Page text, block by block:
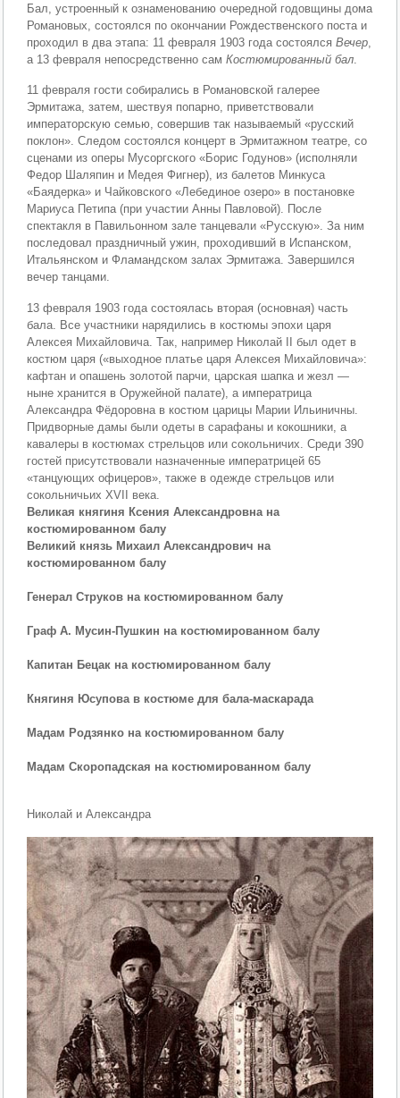
Бал, устроенный к ознаменованию очередной годовщины дома
Романовых, состоялся по окончании Рождественского поста и
проходил в два этапа: 11 февраля 1903 года состоялсяВечер
а 13 февраля непосредственно самКостюмированный бал
11 февраля гости собирались в Романовской галерее
Эрмитажа, затем, шествуя попарно, приветствовали
императорскую семью, совершив так называемый «русский
поклон». Следом состоялся концерт в Эрмитажном театре, со
сценами из оперы Мусоргского «Борис Годунов» (исполняли
Федор Шаляпин и Медея Фигнер), из балетов Минкуса
«Баядерка» и Чайковского «Лебединое озеро» в постановке
Мариуса Петипа (при участии Анны Павловой). После
спектакля в Павильонном зале танцевали «Русскую». За ним
последовал праздничный ужин, проходивший в Испанском,
Итальянском и Фламандском залах Эрмитажа. Завершился
вечер танцами.
13 февраля 1903 года состоялась вторая (основная) часть
бала. Все участники нарядились в костюмы эпохи царя
Алексея Михайловича. Так, например Николай II был одет в
костюм царя («выходное платье царя Алексея Михайловича»:
кафтан и опашень золотой парчи, царская шапка и жезл —
ныне хранится в Оружейной палате), а императрица
Александра Фёдоровна в костюм царицы Марии Ильиничны.
Придворные дамы были одеты в сарафаны и кокошники, а
кавалеры в костюмах стрельцов или сокольничих. Среди 390
гостей присутствовали назначенные императрицей 65
«танцующих офицеров», также в одежде стрельцов или
сокольничьих XVII века.
Великая княгиня Ксения Александровна на
костюмированном балу
Великий князь Михаил Александрович на
костюмированном балу
Генерал Струков на костюмированном балу
Граф А. Мусин-Пушкин на костюмированном балу
Капитан Бецак на костюмированном балу
Княгиня Юсупова в костюме для бала-маскарада
Мадам Родзянко на костюмированном балу
Мадам Скоропадская на костюмированном балу
Николай и Александра